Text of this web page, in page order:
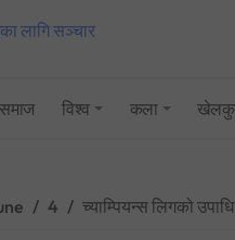
लागि सञ्चार
समाज विश्व कला
4 च्याम्पियन्स लिगको